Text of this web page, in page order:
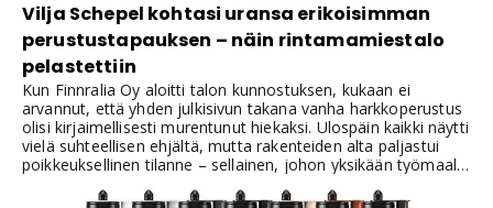
Vilja Schepel kohtasi uransa erikoisimman
perustustapauksen – näin rintamamiestalo
pelastettiin
Kun Finnralia Oy aloitti talon kunnostuksen, kukaan ei
arvannut, että yhden julkisivun takana vanha harkkoperustus
olisi kirjaimellisesti murentunut hiekaksi. Ulospäin kaikki näytti
vielä suhteellisen ehjältä, mutta rakenteiden alta paljastui
poikkeuksellinen tilanne – sellainen, johon yksikään työmaalla